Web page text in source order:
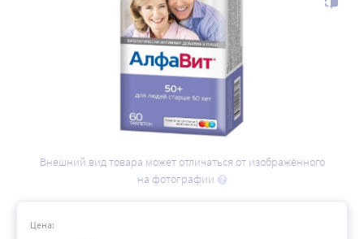
Внешний вид товара может отличаться от изображённого
на фотографии
Цена: